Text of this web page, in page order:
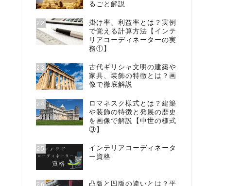
るごと解説
22
掛け率、利益率とは？実例
で覚える計算方法【インテ
リアコーディネーターの実
務①】
23
古代ギリシャ文明の建築や
家具、装飾の特徴とは？画
像で徹底解説
24
ロマネスク様式とは？建築
や装飾の特徴と発展の歴史
を画像で解説【中世の様式
③】
25
インテリアコーディネータ
ー資格
凸版と凹版の違いとは？平